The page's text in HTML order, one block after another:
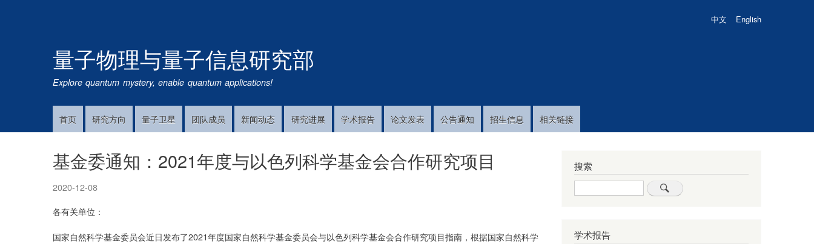
中文 English
量子物理与量子信息研究部
Explore quantum mystery, enable quantum applications!
Main首页 研究方向 量子卫星 团队成员 新闻动态 研究进展 学术报告 论文发表 公告通知 招生信息 相关链接
基金委通知：2021年度与以色列科学基金会合作研究项目
2020-12-08
各有关单位：
国家自然科学基金委员会近日发布了2021年度国家自然科学基金委员会与以色列科学基金会合作研究项目指南，根据国家自然科学
搜索
Search
学术报告